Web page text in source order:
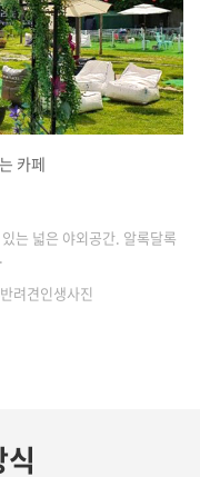
카페
는 넓은 야외공간. 알록달록
려견인생사진
식